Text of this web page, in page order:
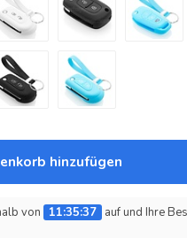
hinzufügen
von 11:35:36 auf und Ihre